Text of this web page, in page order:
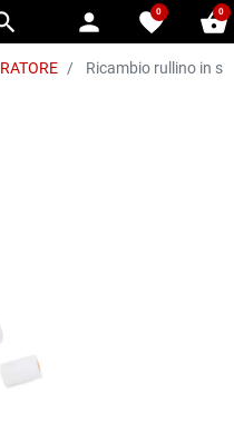
person favorite
0 shopping_basket
0
Ricambio rullino in